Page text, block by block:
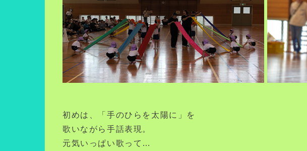
初めは、「手のひらを太陽に」を
歌いながら手話表現。
元気いっぱい歌って…